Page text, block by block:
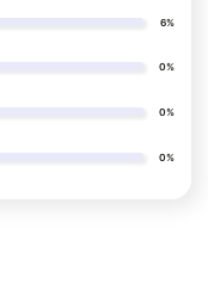
6%
0%
0%
0%